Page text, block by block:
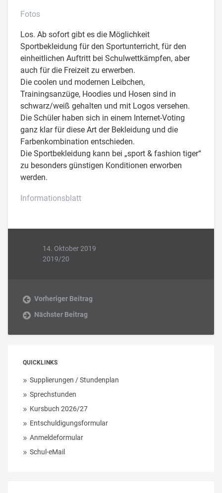
Fotos
Los. Ab sofort gibt es die Möglichkeit
Sportbekleidung für den Sportunterricht, für den
einheitlichen Auftritt bei Schulwettkämpfen, aber
auch für die Freizeit zu erwerben.
Die coolen und modernen Leibchen,
Trainingsanzüge, Hoodies und Hosen sind in
schwarz/weiß gehalten und mit Logos versehen.
Die Schüler haben sich in einem Internet-Voting
ganz klar für diese Art der Bekleidung und die
Farbenkombination entschieden.
Die Sportbekleidung kann bei „sport & fashion tiger“
zu besonders günstigen Konditionen erworben
werden.
Informationsblatt
14. Oktober 2019
2019/20
Vorheriger Beitrag
Nächster Beitrag
QUICKLINKS
Supplierungen / Stundenplan
Sprechstunden
Kursbuch 2026/27
Entschuldigungsformular
Anmeldeformular
Schul-eMail